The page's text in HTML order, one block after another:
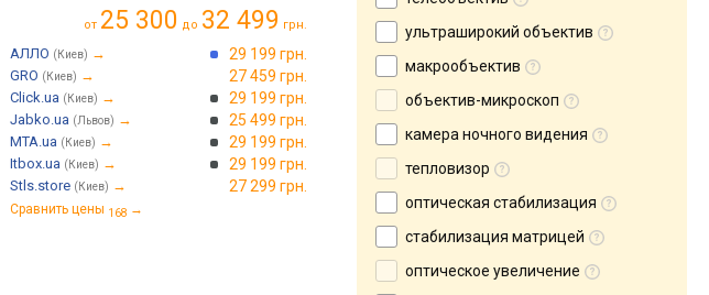
от 25 300 до 32 499 грн.
АЛЛО (Киев) → 29 199 грн.
GRO (Киев) → 27 459 грн.
Click.ua (Киев) → 29 199 грн.
Jabko.ua (Львов) → 25 499 грн.
MTA.ua (Киев) → 29 199 грн.
Itbox.ua (Киев) → 29 199 грн.
Stls.store (Киев) → 27 299 грн.
Сравнить цены 168 →
ультраширокий объектив
макрообъектив
объектив-микроскоп
камера ночного видения
тепловизор
оптическая стабилизация
стабилизация матрицей
оптическое увеличение